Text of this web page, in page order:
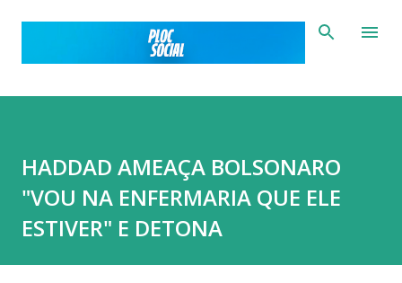
Pular para o conteúdo principal
HADDAD AMEAÇA BOLSONARO
"VOU NA ENFERMARIA QUE ELE
ESTIVER" E DETONA